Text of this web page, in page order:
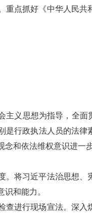
重点抓好《中华人民
主义思想为指导，全
是行政执法人员的法
和依法维权意识进一
。将习近平法治思想
和能力。
查进行现场宣法。深